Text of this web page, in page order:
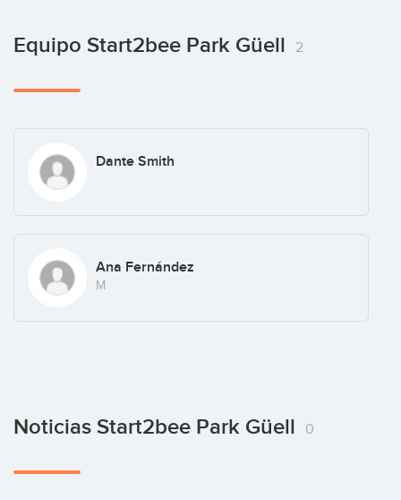
Equipo Start2bee Park Güell 2
Dante Smith
Ana Fernández
M
Noticias Start2bee Park Güell 0